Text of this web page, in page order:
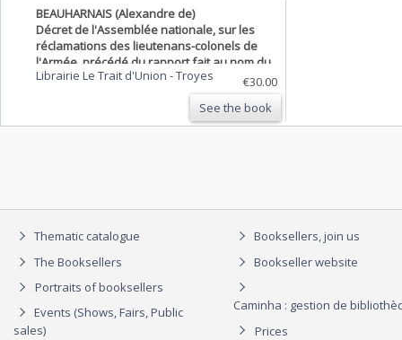
BEAUHARNAIS (Alexandre de)
Décret de l'Assemblée nationale, sur les
réclamations des lieutenans-colonels de
l'Armée, précédé du rapport fait au nom du
Comité militaire, le 15 février 1791, par
Alexandre Beauharnois, député du
Librairie Le Trait d'Union -Troyes
€30.00
See the book
Thematic catalogue
The Booksellers
Portraits of booksellers
Events (Shows, Fairs, Public
sales)
Booksellers, join us
Bookseller website
Caminha : gestion de
Prices